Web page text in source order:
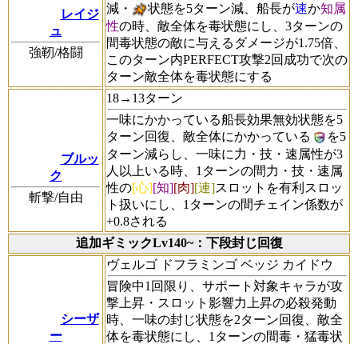
レイジ
ュ
強靭/格闘
減・
状態を5ターン減、船長が速か知属
性の時、敵全体を毒状態にし、3ターンの
間毒状態の敵に与えるダメージが1.75倍、
このターン内PERFECT攻撃2回成功で次の
ターン敵全体を毒状態にする
ブルッ
ク
斬撃/自由
18→13ターン
一味にかかっている船長効果無効状態を5
ターン回復、敵全体にかかっている
を5
ターン減らし、一味に力・技・速属性が3
人以上いる時、1ターンの間力・技・速属
性の[心][知][肉][連]スロットを有利スロッ
ト扱いにし、1ターンの間チェイン係数が
+0.8される
追加ギミックLv140~：下段封じ回復
シーザ
ー
ヴェルゴ ドフラミンゴ ベッジ カイドウ
冒険中1回限り、サポート対象キャラが攻
撃上昇・スロット影響力上昇の必殺発動
時、一味の封じ状態を2ターン回復、敵全
体を毒状態にし、1ターンの間毒・猛毒状